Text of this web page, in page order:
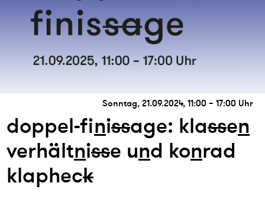
Sonntag, 21.09.2024, 11:00 – 17:00 Uhr
doppel-finissage: klassen
verhältnisse und konrad
klapheck